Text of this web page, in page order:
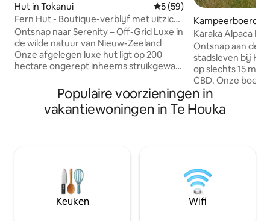
Hut in Tokanui Gemiddelde beoordeling
5 (59)
Fern Hut - Boutique-verblijf met uitzicht
op de vallei
Ontsnap naar Serenity – Off-Grid Luxe in
de wilde natuur van Nieuw-Zeeland
Onze afgelegen luxe hut ligt op 200
hectare ongerept inheems struikgewas
wakker met adembenemende
zonsopgangen, ontspan met een
panoramisch uitzicht over glooiende
volledig off-grid en perfect voor
diegenen die rust, privacy en een echte
smaak van de wilde adembenemende
schoonheid van Nieuw-Zeeland zoeken.
din
Karaka Alpaca
Ontsnap aan de
stadsleven bij
op slechts 15
CBD. Onze boerderij van 11 hectare
heeft alpaca's,
schapen,
op de kliffen van
gesneden
Ontbijt
zelfgebakken
smeersels,
Populaire voorzieningen in
vakantiewoningen in Te Houka
Keuken Wifi